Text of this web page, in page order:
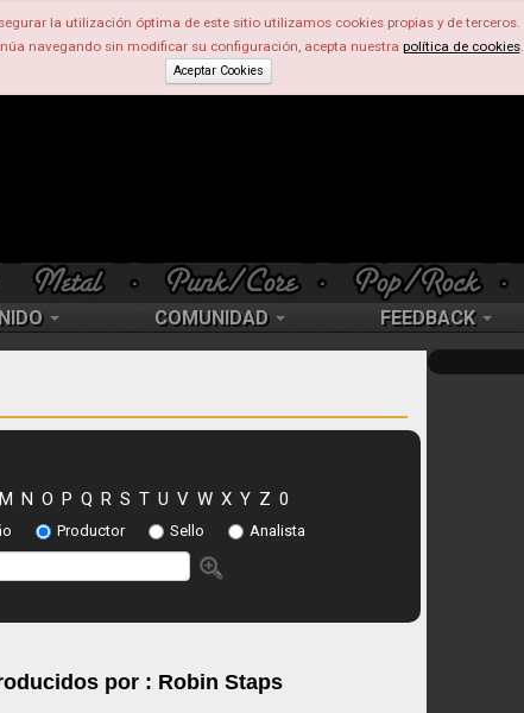
la utilización óptima de este sitio utilizamos cookies propias y de terceros.
navegando sin modificar su configuración, acepta nuestra política de cookies.
Aceptar Cookies
COMUNIDAD FEEDBACK
M N O P Q R S T U V W X Y Z 0
Productor Sello Analista
por : Robin Staps